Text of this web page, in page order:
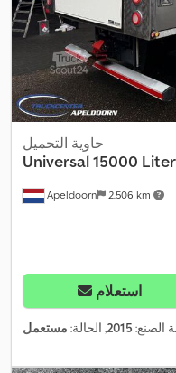
Apeldoorn 2.506 km
حاوية التحميل
Universal15000
استعلام
الصنع: 2015, الحالة: مستعمل